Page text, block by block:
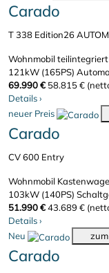
Carado
T 338 Edition26
Wohnmobil teilintegriert
121kW (165PS)
69.990 € 58.815 €
Details›
neuer Preis
Carado
CV 600 Entry
Wohnmobil
103kW (140PS)
51.990 €43.689 €
Details›
Neu
Carado